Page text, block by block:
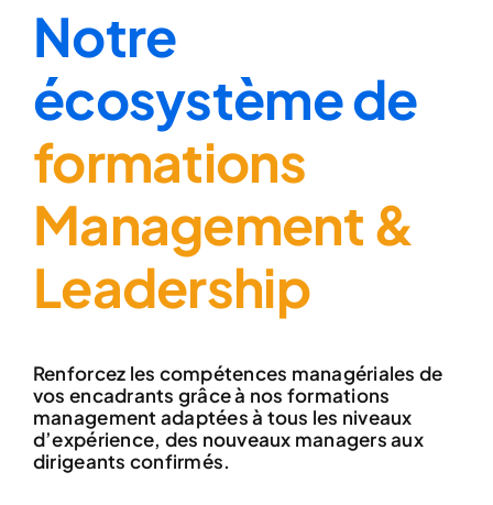
Notre
écosystème de
formations
Management &
Leadership
Renforcez les compétences managériales de
vos encadrants grâce à nos formations
management adaptées à tous les niveaux
d’expérience, des nouveaux managersaux
dirigeants confirmés.